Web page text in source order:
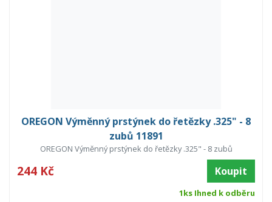
OREGON Výměnný prstýnek do řetězky .325" - 8
zubů 11891
OREGON Výměnný prstýnek do řetězky .325" - 8 zubů
244 Kč Koupit
1ks Ihned k odběru